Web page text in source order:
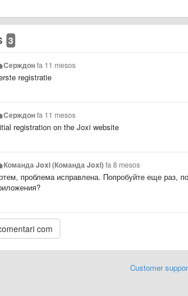
3
Серждонfa 11 mesos
registratie
Серждонfa 11 mesos
registration on the Joxi website
Команда Joxi (Команда Joxi)fa 8 mesos
проблема исправлена. Попробуйте еще раз,
Customer